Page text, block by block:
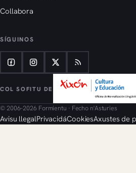
Collabora
SÍGUINOS
COL SOFITU DE
© 2006–2026 Formientu · Fecho n'Asturies
Avisu llegalPrivacidáCookiesAxustes de